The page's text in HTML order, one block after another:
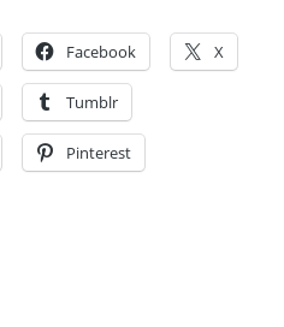
Facebook X
Tumblr
Pinterest